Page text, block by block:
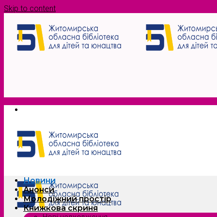
Skip to content
Новини
Анонси
Молодіжний простір
Книжкова скриня